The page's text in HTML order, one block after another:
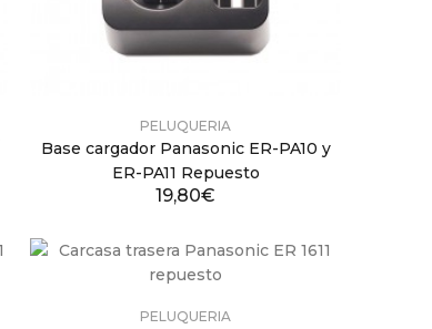
PELUQUERIA
Base cargador Panasonic ER-PA10 y
ER-PA11 Repuesto
19,80€
PELUQUERIA